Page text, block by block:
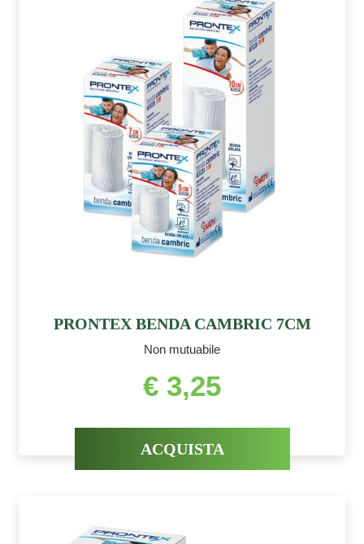
PRONTEX BENDA CAMBRIC 7CM
Non mutuabile
€ 3,25
ACQUISTA